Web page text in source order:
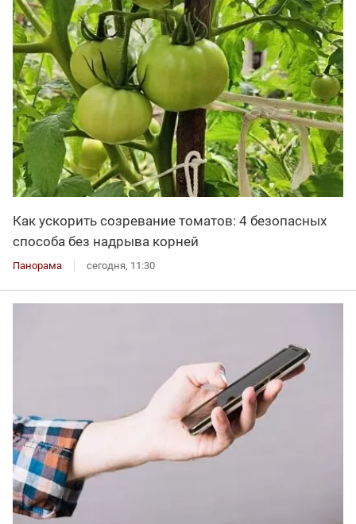
Как ускорить созревание томатов: 4 безопасных
способа без надрыва корней
Панорама сегодня, 11:30